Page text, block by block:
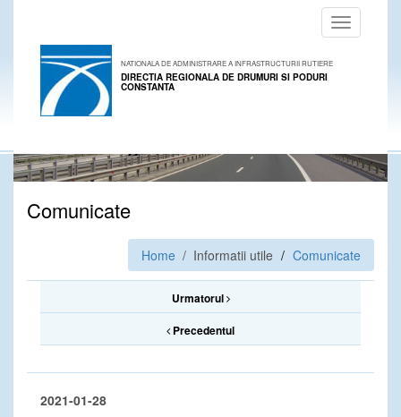
Toggle
navigation
NATIONALA DE ADMINISTRARE A INFRASTRUCTURII RUTIERE
DIRECTIA REGIONALA DE DRUMURI SI PODURI
CONSTANTA
Comunicate
Home / Informatii utile Comunicate
Urmatorul
Precedentul
2021-01-28